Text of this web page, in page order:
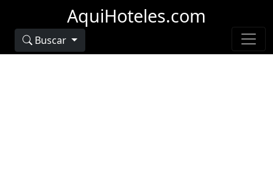
AquiHoteles.com
Buscar